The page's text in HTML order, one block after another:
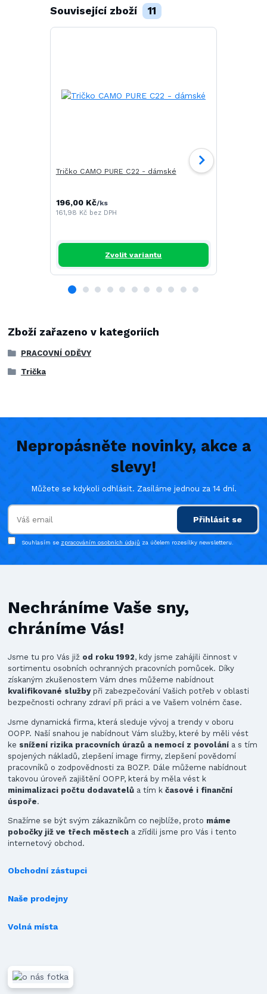
Související zboží 11
Tričko CAMO PURE C22 - dámské
196,00 Kč/ks
161,98 Kč bez DPH
Zvolit variantu
Zboží zařazeno v kategoriích
PRACOVNÍ ODĚVY
Trička
Nepropásněte novinky, akce a
slevy!
Můžete se kdykoli odhlásit. Zasíláme jednou za 14 dní.
Přihlásit se
Souhlasím se zpracováním osobních údajů za účelem rozesílky newsletteru.
Nechráníme Vaše sny,
chráníme Vás!
Jsme tu pro Vás již od roku 1992, kdy jsme zahájili činnost v
sortimentu osobních ochranných pracovních pomůcek. Díky
získaným zkušenostem Vám dnes můžeme nabídnout
kvalifikované službypři zabezpečování Vašich potřeb v oblasti
bezpečnosti ochrany zdraví při práci a ve Vašem volném čase.
Jsme dynamická firma, která sleduje vývoj a trendy v oboru
OOPP. Naší snahou je nabídnout Vám služby, které by měli vést
ke snížení rizika pracovních úrazů a nemocí z povolání a s tím
spojených nákladů, zlepšení image firmy, zlepšení povědomí
pracovníků o zodpovědnosti za BOZP. Dále můžeme nabídnout
takovou úroveň zajištění OOPP, která by měla vést k
minimalizaci počtu dodavatelů a tím kčasové i finanční
úspoře.
Snažíme se být svým zákazníkům co nejblíže, proto máme
pobočky již ve třech městech a zřídili jsme pro Vás i tento
internetový obchod.
Obchodní zástupci
Naše prodejny
Volná místa